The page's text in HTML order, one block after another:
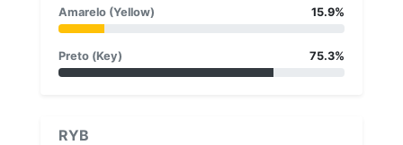
Amarelo (Yellow) 15.9%
Preto (Key) 75.3%
RYB